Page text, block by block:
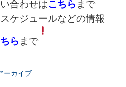
合わせはこちら まで
ケジュールなどの情報
ら まで
ーカイブ